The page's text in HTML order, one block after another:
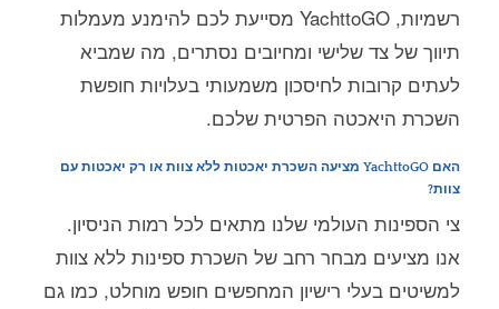
רשמיות, YachttoGO מסייעת לכם להימנע מעמלות
תיווך של צד שלישי ומחיובים נסתרים, מה שמביא
לעתים קרובות לחיסכון משמעותי בעלויות חופשת
השכרת היאכטה הפרטית שלכם.
האם YachttoGO מציעה השכרת יאכטות ללא צוות או רק יאכטות עם
צוות?
צי הספינות העולמי שלנו מתאים לכל רמות הניסיון.
אנו מציעים מבחר רחב של השכרת ספינות ללא צוות
למשיטים בעלי רישיון המחפשים חופש מוחלט, כמו גם